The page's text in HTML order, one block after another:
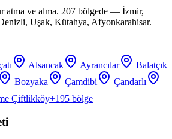
atma ve alma. 207 bölgede — İzmir,
Uşak, Kütahya, Afyonkarahisar.
Alsancak Ayrancılar
Balatçık
Bozyaka Çamdibi
Çandarlı
Çiftlikköy+195 bölge